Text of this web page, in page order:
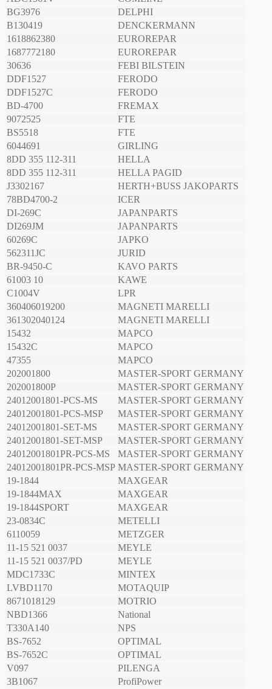
BG3976
DELPHI
B130419
DENCKERMANN
1618862380
EUROREPAR
1687772180
EUROREPAR
30636
FEBI BILSTEIN
DDF1527
FERODO
DDF1527C
FERODO
BD-4700
FREMAX
9072525
FTE
BS5518
FTE
6044691
GIRLING
8DD 355 112-311
HELLA
8DD 355 112-311
HELLA PAGID
J3302167
HERTH+BUSS JAKOPARTS
78BD4700-2
ICER
DI-269C
JAPANPARTS
DI269JM
JAPANPARTS
60269C
JAPKO
562311JC
JURID
BR-9450-C
KAVO PARTS
61003 10
KAWE
C1004V
LPR
360406019200
MAGNETI MARELLI
361302040124
MAGNETI MARELLI
15432
MAPCO
15432C
MAPCO
47355
MAPCO
202001800
MASTER-SPORT GERMANY
202001800P
MASTER-SPORT GERMANY
24012001801-PCS-MS
MASTER-SPORT GERMANY
24012001801-PCS-MSP
MASTER-SPORT GERMANY
24012001801-SET-MS
MASTER-SPORT GERMANY
24012001801-SET-MSP
MASTER-SPORT GERMANY
24012001801PR-PCS-MS
MASTER-SPORT GERMANY
24012001801PR-PCS-MSP MASTER-SPORT GERMANY
19-1844
MAXGEAR
19-1844MAX
MAXGEAR
19-1844SPORT
MAXGEAR
23-0834C
METELLI
6110059
METZGER
11-15 521 0037
MEYLE
11-15 521 0037/PD
MEYLE
MDC1733C
MINTEX
LVBD1170
MOTAQUIP
8671018129
MOTRIO
NBD1366
National
T330A140
NPS
BS-7652
OPTIMAL
BS-7652C
OPTIMAL
V097
PILENGA
3B1067
ProfiPower